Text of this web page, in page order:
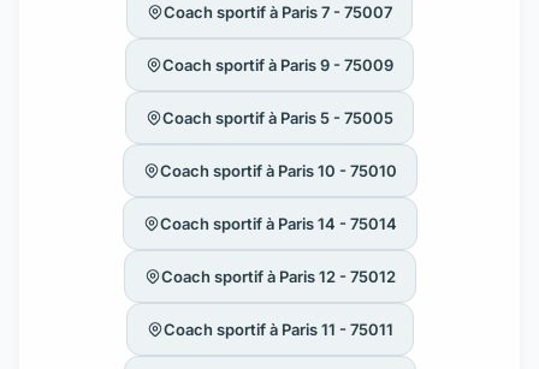
Coach sportif à Paris 7 - 75007
Coach sportif à Paris 9 - 75009
Coach sportif à Paris 5 - 75005
Coach sportif à Paris 10 - 75010
Coach sportif à Paris 14 - 75014
Coach sportif à Paris 12 - 75012
Coach sportif à Paris 11 - 75011